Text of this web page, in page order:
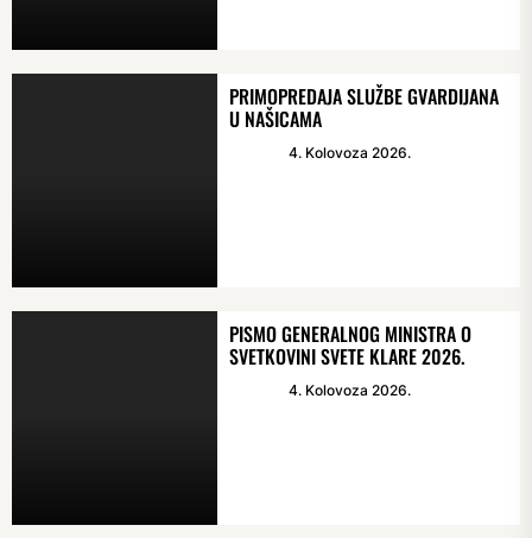
PRIMOPREDAJA SLUŽBE GVARDIJANA
U NAŠICAMA
4. Kolovoza 2026.
PISMO GENERALNOG MINISTRA O
SVETKOVINI SVETE KLARE 2026.
4. Kolovoza 2026.